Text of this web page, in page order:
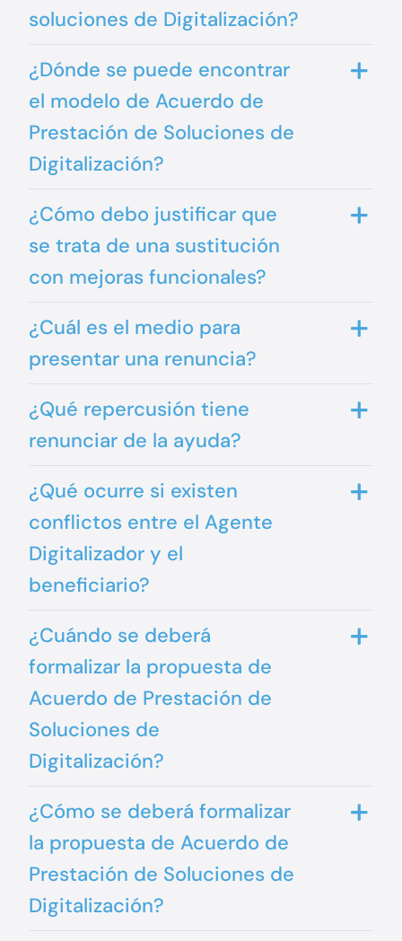
soluciones de Digitalización?
¿Dónde se puede encontrar
el modelo de Acuerdo de
Prestación de Soluciones de
Digitalización?
¿Cómo debo justificar que
se trata de una sustitución
con mejoras funcionales?
¿Cuál es el medio para
presentar una renuncia?
¿Qué repercusión tiene
renunciar de la ayuda?
¿Qué ocurre si existen
conflictos entre el Agente
Digitalizador y el
beneficiario?
¿Cuándo se deberá
formalizar la propuesta de
Acuerdo de Prestación de
Soluciones de
Digitalización?
¿Cómo se deberá formalizar
la propuesta de Acuerdo de
Prestación de Soluciones de
Digitalización?